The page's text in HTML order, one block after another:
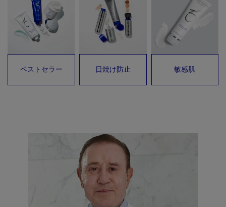
ベストセラー 日焼け防止 敏感肌